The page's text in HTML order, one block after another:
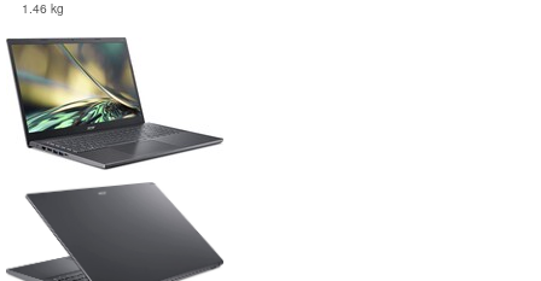
1.46 kg